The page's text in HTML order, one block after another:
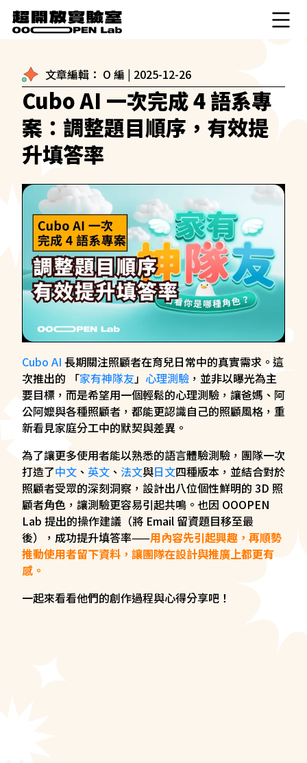
文章編輯： O 編 | 2025-12-26
Cubo AI 一次完成 4 語系專
案：調整題目順序，有效提
升填答率
Cubo AI 長期關注照顧者在育兒日常中的真實需求。這
次推出的 「家有神隊友」 心理測驗 ，並非以曝光為主
要目標，而是希望用一個輕鬆的心理測驗，讓爸媽、阿
公阿嬤與各種照顧者，都能更認識自己的照顧風格，重
新看見家庭分工中的默契與差異。
為了讓更多使用者能以熟悉的語言體驗測驗，團隊一次
打造了中文 、 英文 、 法文與日文四種版本，並結合對於
照顧者受眾的深刻洞察，設計出八位個性鮮明的 3D 照
顧者角色，讓測驗更容易引起共鳴。也因 OOOPEN
Lab 提出的操作建議（將 Email 留資題目移至最
後），成功提升填答率——用內容先引起興趣，再順勢
推動使用者留下資料，讓團隊在設計與推廣上都更有
感。
一起來看看他們的創作過程與心得分享吧！